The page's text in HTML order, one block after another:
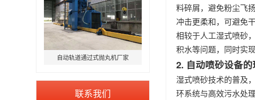
自动轨道通过式抛丸机厂家
联系我们
料碎屑，避免粉尘飞
冲击更柔和，可避免
相较于人工湿式喷砂
积水等问题，同时实
2. 自动喷砂设备的
湿式喷砂技术的普及
环系统与高效污水处